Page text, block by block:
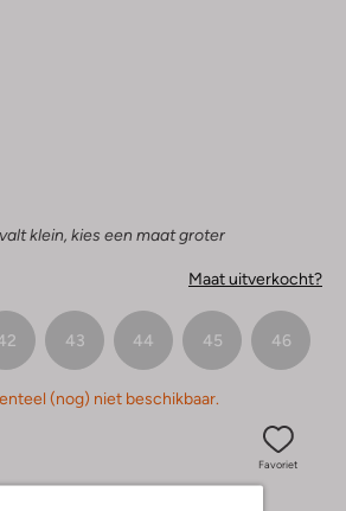
klein, kies een maat groter
Maat uitverkocht?
43 44 45 46
(nog) niet beschikbaar.
Favoriet
van onze 37 boutiques